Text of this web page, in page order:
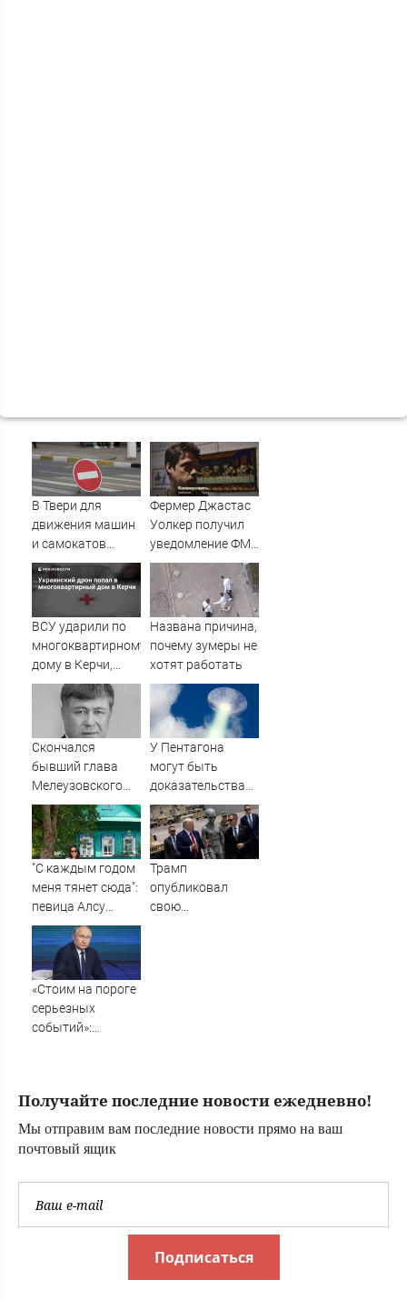
В Твери для
движения машин
и самокатов
закрывают 3
улицы
Фермер Джастас
Уолкер получил
уведомление ФМС
о депортации из
России
ВСУ ударили по
многоквартирному
дому в Керчи,
есть погибшие
Названа причина,
почему зумеры не
хотят работать
Скончался
бывший глава
Мелеузовского
района Башкирии
Малик Вахитов
У Пентагона
могут быть
доказательства
визита
инопланетян на
Землю, заявил
уфолог - Новости
на Вести.ru
"С каждым годом
меня тянет сюда":
певица Алсу
приехала в
татарскую
деревню, где
прошло ее
07/08/2026 –
Трамп
опубликовал
свою
«Стоим на пороге
серьезных
событий»:
звонка Путина
Получайте последние новости ежедневно!
Мы отправим вам последние новости прямо на ваш
почтовый ящик
Подписаться